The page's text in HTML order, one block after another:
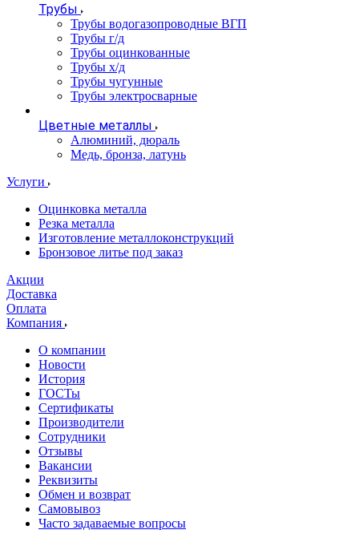
Трубы
Трубы водогазопроводные ВГП
Трубы г/д
Трубы оцинкованные
Трубы х/д
Трубы чугунные
Трубы электросварные
Цветные металлы
Алюминий, дюраль
Медь, бронза, латунь
Услуги
Оцинковка металла
Резка металла
Изготовление металлоконструкций
Бронзовое литье под заказ
Акции
Доставка
Оплата
Компания
О компании
Новости
История
ГОСТы
Сертификаты
Производители
Сотрудники
Отзывы
Вакансии
Реквизиты
Обмен и возврат
Самовывоз
Часто задаваемые вопросы